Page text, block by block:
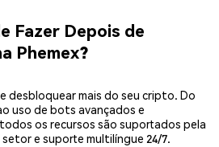
Fazer Depois de
Phemex?
desbloquear mais do seu cripto. Do
uso de bots avançados e
os recursos são suportados pela
e suporte multilíngue 24/7.